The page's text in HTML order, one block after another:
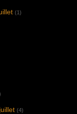
(1)
(4)